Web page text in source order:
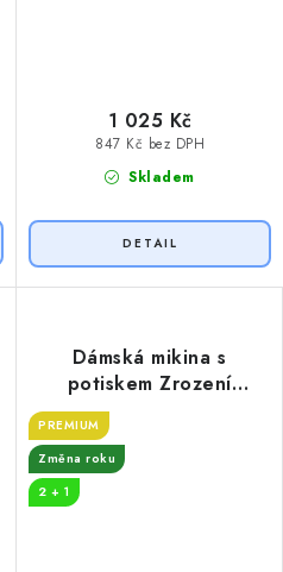
Skladem
847 Kč bez DPH
1 025 Kč
Dámská mikina s
potiskem Zrození
PREMIUM
Změna roku
2 + 1